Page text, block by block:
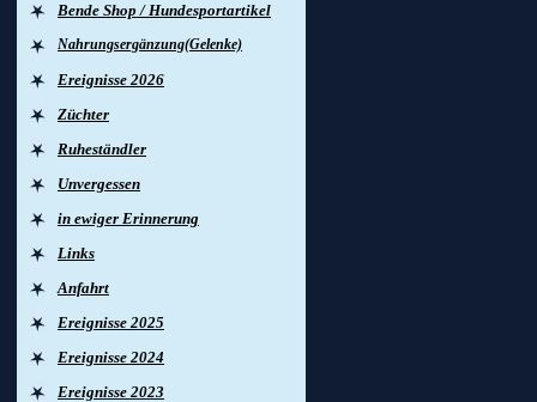
Bende Shop / Hundesportartikel
Nahrungsergänzung(Gelenke)
Ereignisse 2026
Züchter
Ruheständler
Unvergessen
in ewiger Erinnerung
Links
Anfahrt
Ereignisse 2025
Ereignisse 2024
Ereignisse 2023